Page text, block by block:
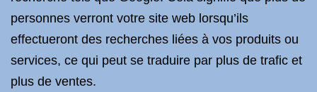
personnes verront votre site web lorsqu’ils
effectueront des recherches liées à vos produits ou
services, ce qui peut se traduire par plus de trafic et
plus de ventes.